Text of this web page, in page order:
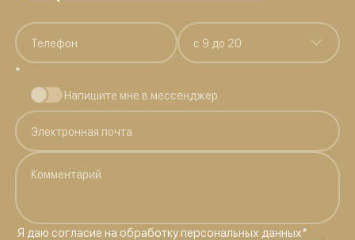
*
c 9 до 20
Напишите мне в мессенджер
Я даю согласие на обработку персональных данных*